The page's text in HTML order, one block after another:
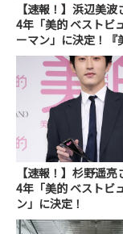
【速報！】浜辺美
4年「美的 ベストビ
ーマン」に決定！『
【速報！】杉野遥
4年「美的 ベストビ
ン」に決定！